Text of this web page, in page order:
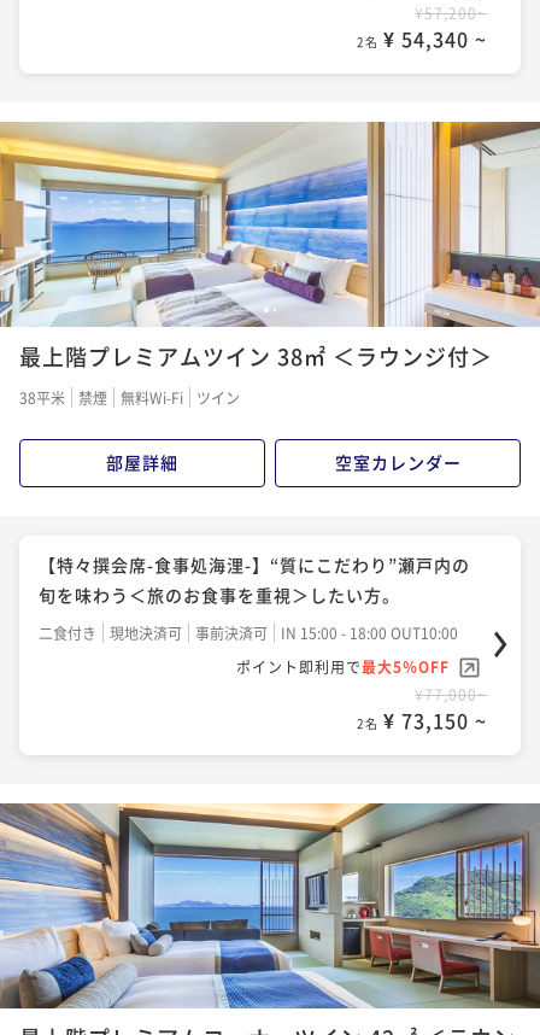
¥57,200~
2名 ¥ 54,340 ~
1 2
最上階プレミアムツイン 38㎡ ＜ラウンジ付＞
38平米 禁煙 無料Wi-Fi ツイン
部屋詳細 空室カレンダー
【特々撰会席-食事処海浬-】“質にこだわり”瀬戸内の
旬を味わう＜旅のお食事を重視＞したい方。
二食付き 現地決済可 事前決済可
IN 15:00 - 18:00 OUT10:00
ポイント即利用で最大5％OFF
¥77,000~
2名 ¥ 73,150 ~